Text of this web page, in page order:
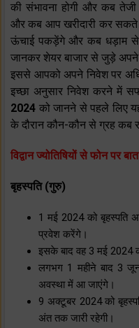
की संभावना होगी और कब
और कब आप खरीदारी कर
ऊंचाई पकड़ेंगे और कब धड़ाम
जानकर शेयर बाजार से जुड़े
इससे आपको अपने निवेश पर
इच्छा अनुसार निवेश करने में
2024 को जानने से पहले लिए
के दौरान कौन-कौन से ग्रह कब
विद्वान ज्योतिषियों से फोन पर बात
बृहस्पति (गुरु)
1 मई 2024 को बृहस्पति
प्रवेश करेंगे।
इसके बाद वह 3 मई 2024
लगभग 1 महीने बाद 3
अवस्था में आ जाएंगे।
9 अक्टूबर 2024 को
अंत तक जारी रहेगी।